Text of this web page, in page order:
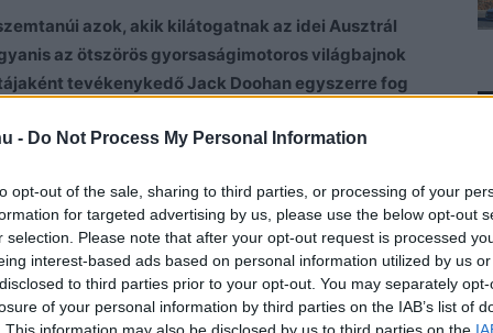
- Do Not Process My Personal Information
opt-out of the sale, sharing to third parties, or processing of your
for targeted advertising by us, please use the below opt-out
selection. Please note that after your opt-out request is processed
interest-based ads based on personal information utilized by us
to third parties prior to your opt-out. You may separately
of your personal information by third parties on the IAB’s list of
This information may also be disclosed by us to third parties on the
azok, akik kilátogatnak az idei Ausztrál
az ötszörös gyorsaságimotoros világbajnok
tevékenykedő Jack Doohan egyszerre fog
30 évvel ezelőtt nyerte első vb-címét az 500cc-s
ast ül majd meg (a Honda MotoGP-motorjának
es autóban, a 2000-es szezonban Alexander
B200-asbanfoglal majd helyet. Az Alpine
kezei között egy második és két harmadik helyet
Ám a visszatérése az Albert Parkba nem